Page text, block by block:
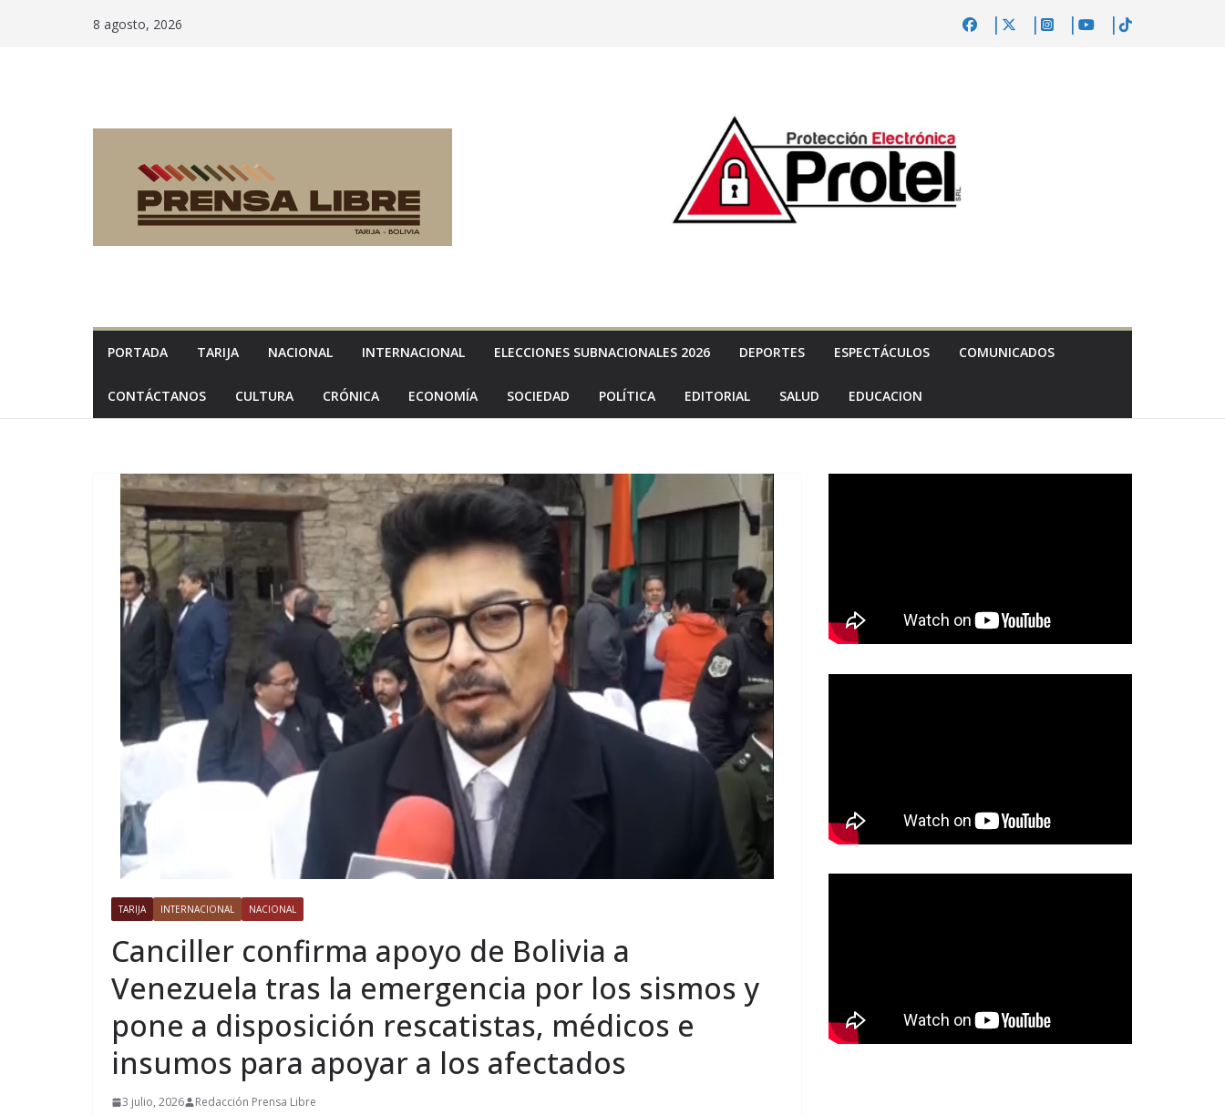
8 agosto, 2026
PORTADA TARIJA NACIONAL INTERNACIONAL ELECCIONES SUBNACIONALES 2026 DEPORTES ESPECTÁCULOS COMUNICADOS
CONTÁCTANOS CULTURA CRÓNICA ECONOMÍA SOCIEDAD POLÍTICA EDITORIAL SALUD EDUCACION
TARIJA INTERNACIONAL NACIONAL
Canciller confirma apoyo de Bolivia a
Venezuela tras la emergencia por los sismos y
pone a disposición rescatistas, médicos e
insumos para apoyar a los afectados
3 julio, 2026 Redacción Prensa Libre